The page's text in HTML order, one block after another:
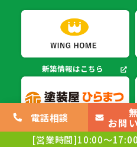
電話相談
お問
[営業時間]10:00～17:00
新築情報はこちら
塗装情報はこちら